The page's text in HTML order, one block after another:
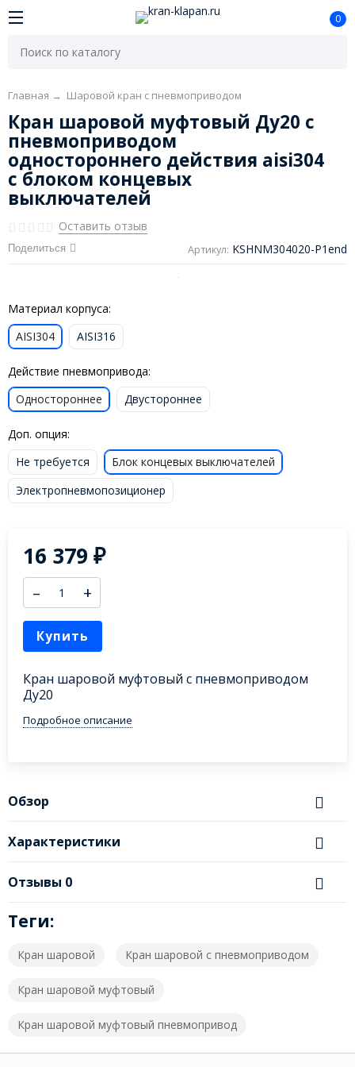
0
Главная → Шаровой кран с пневмоприводом
Кран шаровой муфтовый Ду20 с
пневмоприводом
одностороннего действия aisi304
с блоком концевых
выключателей
Оставить отзыв
Поделиться Артикул: KSHNM304020-P1end
Материал корпуса:
AISI304
AISI316
Действие пневмопривода:
Одностороннее
Двустороннее
Доп. опция:
Не требуется
Блок концевых выключателей
Электропневмопозиционер
16 379₽
– +
Купить
Кран шаровой муфтовый с пневмоприводом
Ду20
Подробное описание
Обзор
Характеристики
Отзывы 0
Теги:
Кран шаровой Кран шаровой с пневмоприводом
Кран шаровой муфтовый
Кран шаровой муфтовый пневмопривод